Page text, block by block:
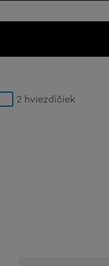
2 hviezdičiek